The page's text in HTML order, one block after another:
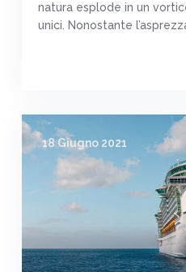
natura esplode in un
unici. Nonostante
18 Giugno 2021